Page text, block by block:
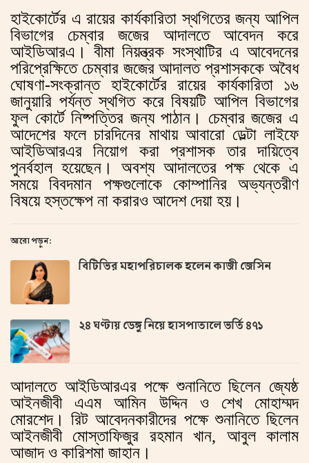
হাইকোর্টের এ রায়ের কার্যকারিতা স্থগিতের জন্য আপিল
বিভাগের চেম্বার জজের আদালতে আবেদন করে
আইডিআরএ। বীমা নিয়ন্ত্রক সংস্থাটির এ আবেদনের
পরিপ্রেক্ষিতে চেম্বার জজের আদালত প্রশাসককে অবৈধ
ঘোষণা-সংক্রান্ত হাইকোর্টের রায়ের কার্যকারিতা ১৬
জানুয়ারি পর্যন্ত স্থগিত করে বিষয়টি আপিল বিভাগের
ফুল কোর্টে নিষ্পত্তির জন্য পাঠান। চেম্বার জজের এ
আদেশের ফলে চারদিনের মাথায় আবারো ডেল্টা লাইফে
আইডিআরএর নিয়োগ করা প্রশাসক তার দায়িত্বে
পুনর্বহাল হয়েছেন। অবশ্য আদালতের পক্ষ থেকে এ
সময়ে বিবদমান পক্ষগুলোকে কোম্পানির অভ্যন্তরীণ
বিষয়ে হস্তক্ষেপ না করারও আদেশ দেয়া হয়।
আরো পড়ুন:
বিটিভির মহাপরিচালক হলেন কাজী জেসিন
২৪ ঘণ্টায় ডেঙ্গু নিয়ে হাসপাতালে ভর্তি ৪৭১
আদালতে আইডিআরএর পক্ষে শুনানিতে ছিলেন জ্যেষ্ঠ
আইনজীবী এএম আমিন উদ্দিন ও শেখ মোহাম্মদ
মোরশেদ। রিট আবেদনকারীদের পক্ষে শুনানিতে ছিলেন
আইনজীবী মোস্তাফিজুর রহমান খান, আবুল কালাম
আজাদ ও কারিশমা জাহান।